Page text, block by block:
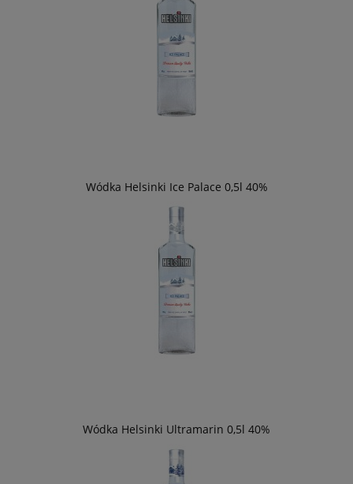
Wódka Helsinki Ice Palace 0,5l 40%
Wódka Helsinki Ultramarin 0,5l 40%